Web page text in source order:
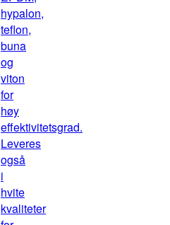
hypalon,
teflon,
buna
og
viton
for
høy
effektivitetsgrad.
Leveres
også
i
hvite
kvaliteter